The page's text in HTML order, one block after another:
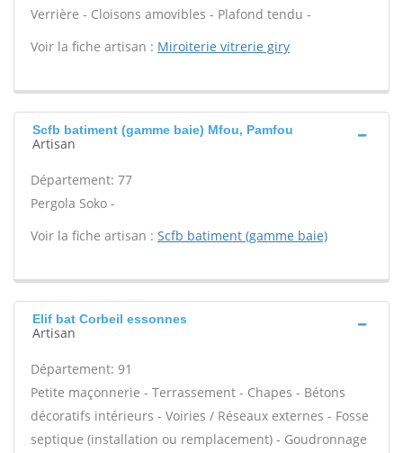
Verrière - Cloisons amovibles - Plafond tendu -
Voir la fiche artisan : Miroiterie vitrerie giry
Scfb batiment (gamme baie) Mfou, Pamfou
Artisan
Département: 77
Pergola Soko -
Voir la fiche artisan : Scfb batiment (gamme baie)
Elif bat Corbeil essonnes
Artisan
Département: 91
Petite maçonnerie - Terrassement - Chapes - Bétons
décoratifs intérieurs - Voiries / Réseaux externes - Fosse
septique (installation ou remplacement) - Goudronnage